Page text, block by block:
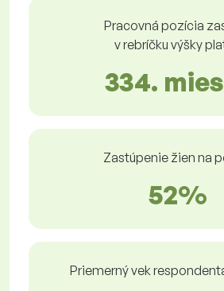
Pracovná pozícia
v rebríčku výšky
334.
Zastúpenie žien na
52%
Priemerný vek